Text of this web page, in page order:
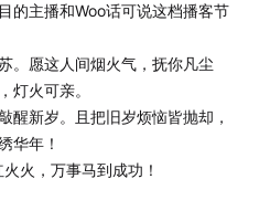
的主播和Woo话可说这档播客节
。愿这人间烟火气，抚你凡尘
灯火可亲。
醒新岁。且把旧岁烦恼皆抛却，
华年！
火，万事马到成功！